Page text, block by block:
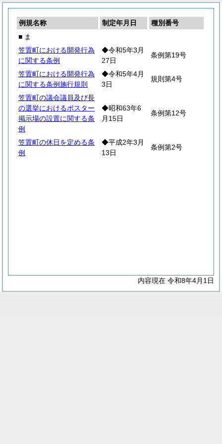
例規名称 制定年月日
種別番号
■ ま
笠置町における開発行為
に関する条例
◆令和5年3月
27日
条例第19号
笠置町における開発行為
に関する条例施行規則
◆令和5年4月
3日
規則第4号
笠置町の議会議員及び長
の選挙におけるポスター
掲示場の設置に関する条
例
◆昭和63年6
月15日
条例第12号
笠置町の休日を定める条
例
◆平成2年3月
13日
条例第2号
内容現在 令和8年4月1日